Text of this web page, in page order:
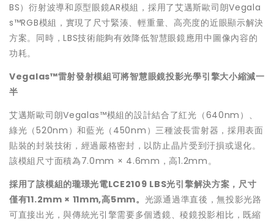
BS）衍射波導和原型眼鏡AR模組，採用了艾邁斯歐司朗Vegala
s™RGB模組，實現了尺寸緊湊、輕重量、高亮度的近眼顯示解決
方案。同時，LBS技術能夠有效降低智慧眼鏡應用中圖像內容的
功耗。
Vegalas™雷射發射模組可將智慧眼鏡投影光學引擎大小縮減一
半
艾邁斯歐司朗Vegalas™模組的設計結合了紅光（640nm）、
綠光（520nm）和藍光（450nm）三種波長雷射器，採用表面
貼裝的封裝技術，經過嚴格密封，以防止晶片受到汙損或退化。
該模組尺寸面積為7.0mm × 4.6mm，高1.2mm。
採用了該模組的瓏璟光電LCE2109 LBS光引擎解決方案，尺寸
僅有11.2mm × 11mm,高5mm。 光源通過準直後，無投影光路
可直接出光，與傳統光引擎需要多個透鏡、稜鏡投影相比，既縮